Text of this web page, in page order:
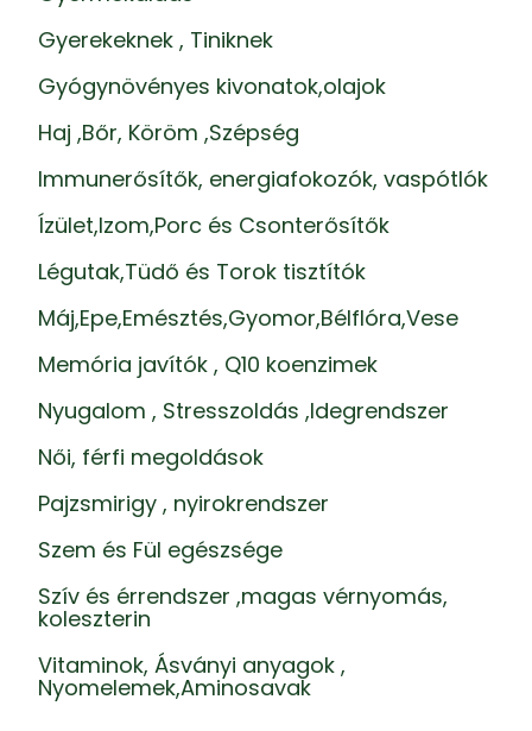
Gyerekeknek , Tiniknek
Gyógynövényes kivonatok,olajok
Haj ,Bőr, Köröm ,Szépség
Immunerősítők, energiafokozók, vaspótlók
Ízület,Izom,Porc és Csonterősítők
Légutak,Tüdő és Torok tisztítók
Máj,Epe,Emésztés,Gyomor,Bélflóra,Vese
Memória javítók , Q10 koenzimek
Nyugalom , Stresszoldás ,Idegrendszer
Női, férfi megoldások
Pajzsmirigy , nyirokrendszer
Szem és Fül egészsége
Szív és érrendszer ,magas vérnyomás,
koleszterin
Vitaminok, Ásványi anyagok ,
Nyomelemek,Aminosavak